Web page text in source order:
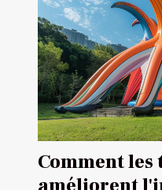
Comment les